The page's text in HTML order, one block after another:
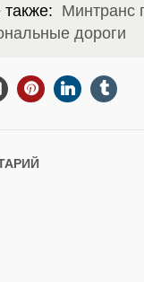
также: Минтранс
дороги